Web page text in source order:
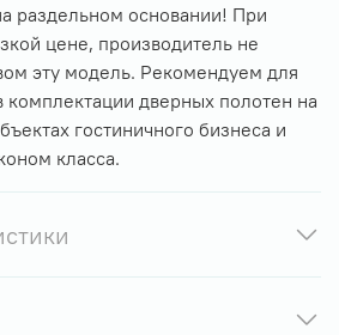
раздельном основании! При
цене, производитель не
эту модель. Рекомендуем для
комплектации дверных полотен на
гостиничного бизнеса и
класса.